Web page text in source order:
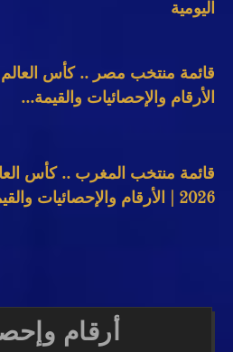
اليومية
الأرقام والإحصائيات والقيمة...
قائمة منتخب المغرب .. كأس
2026 | الأرقام والإحصائيات والقيمة...
أرقام